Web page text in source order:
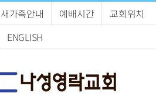
새가족안내 예배시간
교회위치
ENGLISH